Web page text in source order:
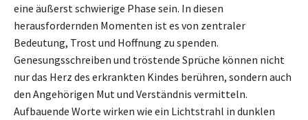
eine äußerst schwierige Phase sein. In diesen
herausfordernden Momenten ist es von zentraler
Bedeutung, Trost und Hoffnung zu spenden.
Genesungsschreiben und tröstende Sprüche können nicht
nur das Herz des erkrankten Kindes berühren, sondern auch
den Angehörigen Mut und Verständnis vermitteln.
Aufbauende Worte wirken wie ein Lichtstrahl in dunklen